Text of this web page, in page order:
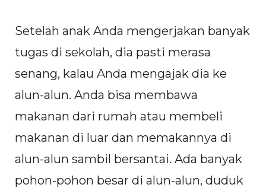
Setelah anak Anda mengerjakan banyak
tugas di sekolah, dia pasti merasa
senang, kalau Anda mengajak dia ke
alun-alun. Anda bisa membawa
makanan dari rumah atau membeli
makanan di luar dan memakannya di
alun-alun sambil bersantai. Ada banyak
pohon-pohon besar di alun-alun, duduk